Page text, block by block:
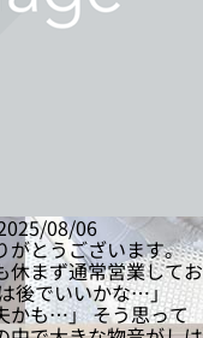
08/06
がとうございます。
休まず通常営業してお
後でいいかな…」
かも…」 そう思って